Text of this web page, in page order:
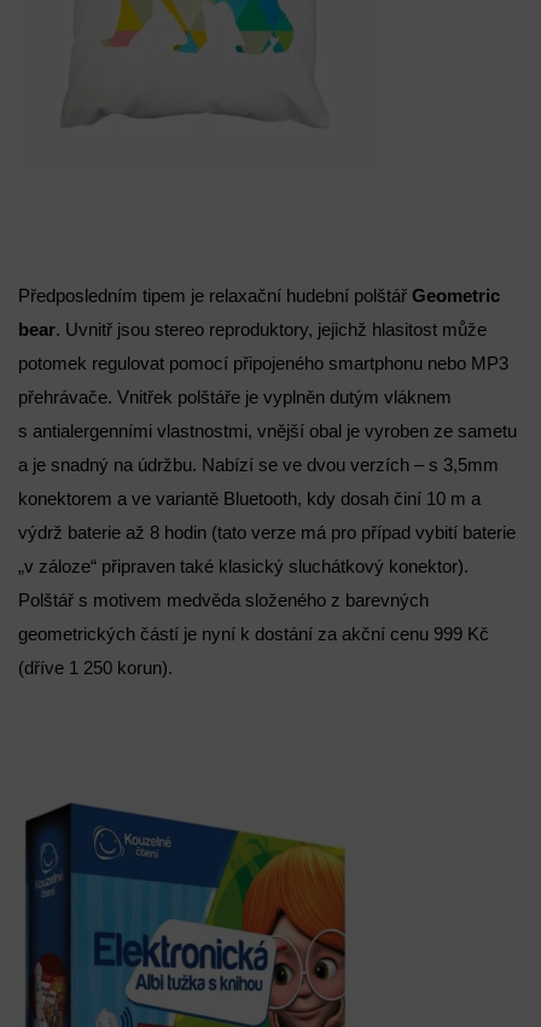
Předposledním tipem je relaxační hudební polštář Geometric
bear. Uvnitř jsou stereo reproduktory, jejichž hlasitost může
potomek regulovat pomocí připojeného smartphonu nebo MP3
přehrávače. Vnitřek polštáře je vyplněn dutým vláknem
s antialergenními vlastnostmi, vnější obal je vyroben ze sametu
a je snadný na údržbu. Nabízí se ve dvou verzích – s 3,5mm
konektorem a ve variantě Bluetooth, kdy dosah činí 10 m a
výdrž baterie až 8 hodin (tato verze má pro případ vybití baterie
„v záloze“ připraven také klasický sluchátkový konektor).
Polštář s motivem medvěda složeného z barevných
geometrických částí je nyní k dostání za akční cenu 999 Kč
(dříve 1 250 korun).